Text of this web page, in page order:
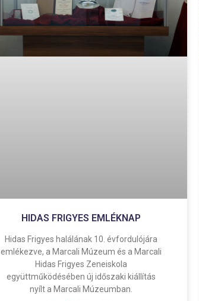
HIDAS FRIGYES EMLÉKNAP
Hidas Frigyes halálának 10. évfordulójára
emlékezve, a Marcali Múzeum és a Marcali
Hidas Frigyes Zeneiskola
együttműködésében új időszaki kiállítás
nyílt a Marcali Múzeumban.